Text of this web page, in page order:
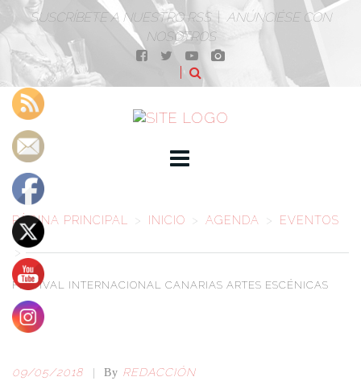
SUSCRÍBETE A NUESTRO RSS| ANÚNCIÉSE CON
NOSOTROS
PÁGINA PRINCIPAL > INICIO > AGENDA > EVENTOS
>
FESTIVAL INTERNACIONAL CANARIAS ARTES ESCÉNICAS
09/05/2018 By REDACCIÓN